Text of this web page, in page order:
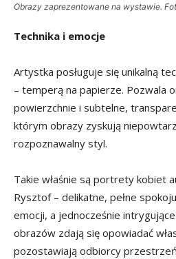
Obrazy zaprezentowane na wystawie.
Technika i emocje
Artystka posługuje się unikalną
– temperą na papierze. Pozwala
powierzchnie i subtelne,
którym obrazy zyskują
rozpoznawalny styl.
Takie właśnie są portrety kobiet
Rysztof – delikatne, pełne
emocji, a jednocześnie
obrazów zdają się opowiadać
pozostawiają odbiorcy